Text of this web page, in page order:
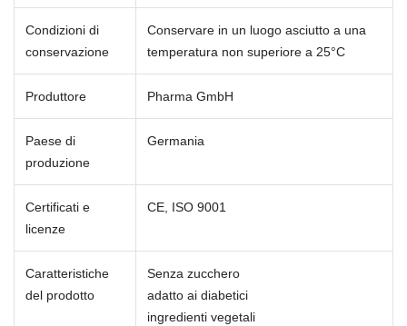
Condizioni di
conservazione
Conservare in un luogo asciutto a una
temperatura non superiore a 25°C
Produttore Pharma GmbH
Paese di
produzione
Germania
Certificati e
licenze
CE, ISO 9001
Caratteristiche
del prodotto
Senza zucchero
adatto ai diabetici
ingredienti vegetali